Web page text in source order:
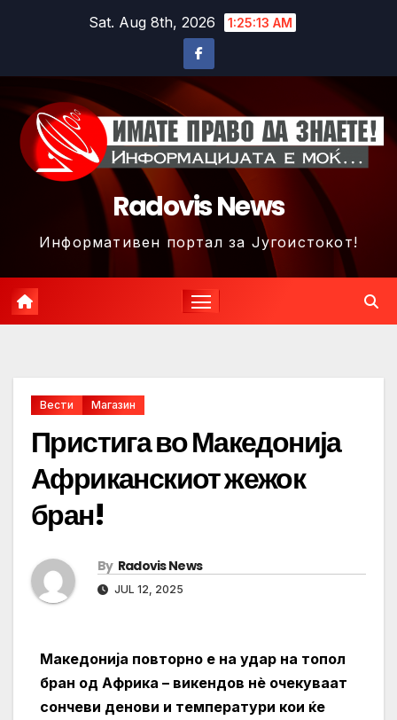
Sat. Aug 8th, 2026 1:25:15 AM
Radovis News
Информативен портал за Југоистокот!
Вести Магазин
Пристига во Македонија
Африканскиот жежок
бран!
By Radovis News
JUL 12, 2025
Македонија повторно е на удар на топол
бран од Африка – викендов нè очекуваат
сончеви денови и температури кои ќе